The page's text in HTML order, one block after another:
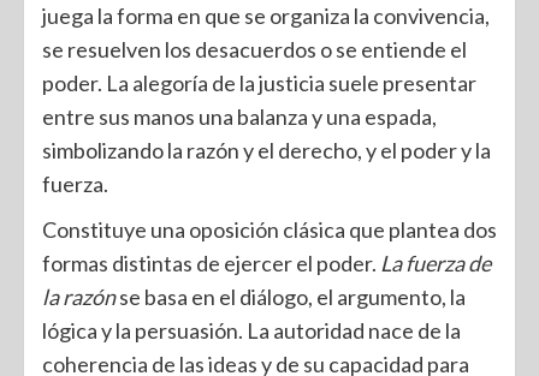
juega la forma en que se organiza la convivencia,
se resuelven los desacuerdos o se entiende el
poder. La alegoría de la justicia suele presentar
entre sus manos una balanza y una espada,
simbolizando la razón y el derecho, y el poder y la
fuerza.
Constituye una oposición clásica que plantea dos
formas distintas de ejercer el poder. La fuerzade
la razónse basa en el diálogo, el argumento, la
lógica y la persuasión. La autoridad nace de la
coherencia de las ideas y de su capacidad para